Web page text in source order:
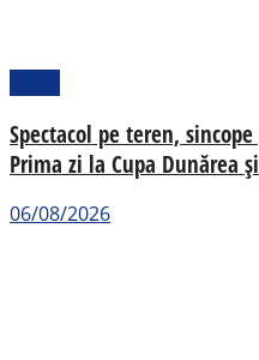
Spectacol pe teren,
Prima zi la Cupa
06/08/2026